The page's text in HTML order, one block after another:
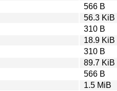
566 B
56.3 KiB
310 B
18.9 KiB
310 B
89.7 KiB
566 B
1.5 MiB